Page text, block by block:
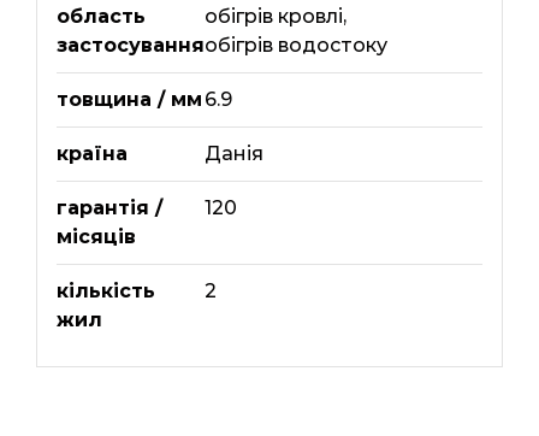
область
застосування
обігрів кровлі,
обігрів водостоку
товщина / мм 6.9
країна Данія
гарантія /
місяців
120
кількість
жил
2